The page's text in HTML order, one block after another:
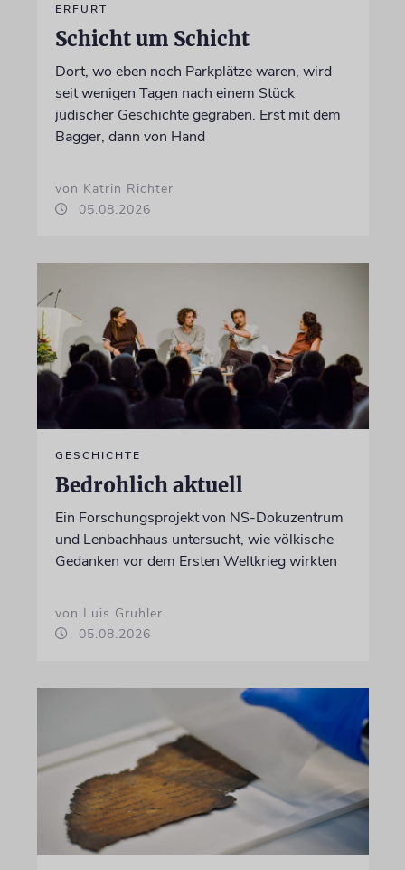
ERFURT
Schicht um Schicht
Dort, wo eben noch Parkplätze waren, wird
seit wenigen Tagen nach einem Stück
jüdischer Geschichte gegraben. Erst mit dem
Bagger, dann von Hand
von Katrin Richter
05.08.2026
GESCHICHTE
Bedrohlich aktuell
Ein Forschungsprojekt von NS-Dokuzentrum
und Lenbachhaus untersucht, wie völkische
Gedanken vor dem Ersten Weltkrieg wirkten
von Luis Gruhler
05.08.2026